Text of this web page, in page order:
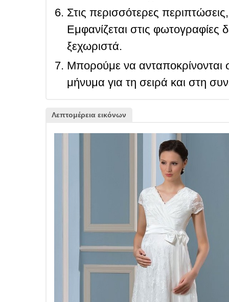
Στις περισσότερες
Εμφανίζεται στις φωτογραφίες
ξεχωριστά.
Μπορούμε να ανταποκρίνονται
μήνυμα για τη σειρά και στη
Λεπτομέρεια εικόνων